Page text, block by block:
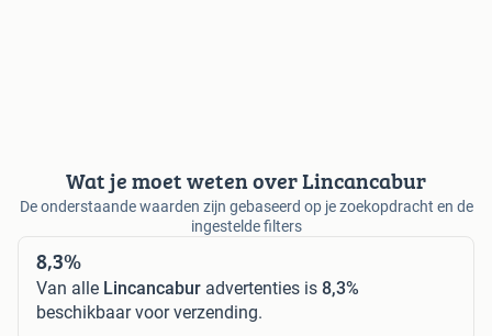
Wat je moet weten over Lincancabur
De onderstaande waarden zijn gebaseerd op je zoekopdracht en de
ingestelde filters
8,3%
Van alle Lincancabur advertenties is 8,3%
beschikbaar voor verzending.